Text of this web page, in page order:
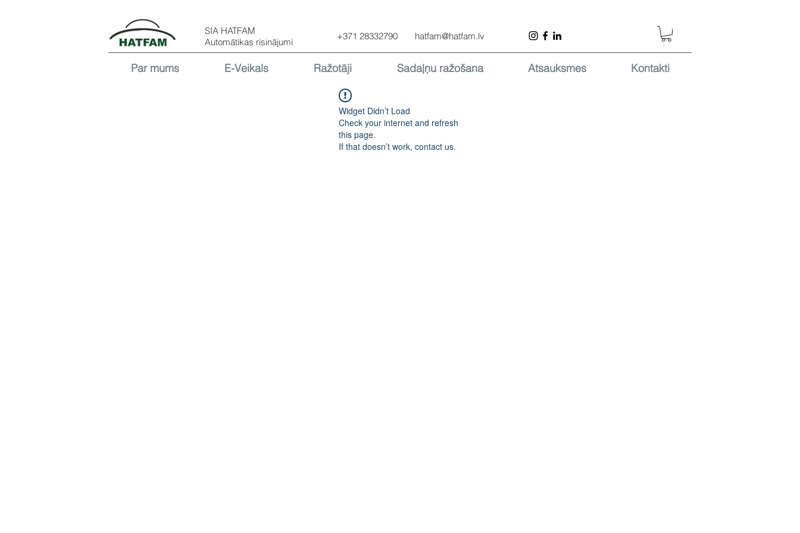
SIA HATFAM
Automātikas risinājumi
+371 28332790 hatfam@hatfam.lv
Par mums E-Veikals Ražotāji Sadaļņu ražošana Atsauksmes Kontakti
Widget Didn’t Load
Check your internet and refresh
this page.
If that doesn’t work, contact us.